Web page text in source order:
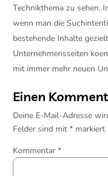
Technikthema zu sehen.
wenn man die
bestehende Inhalte
Unternehmensseiten
mit immer mehr neuen
Einen
Deine E-Mail-Adresse
Felder sind mit* markiert
Kommentar*